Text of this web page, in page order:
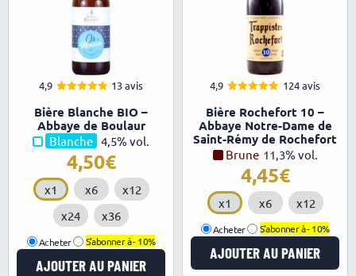
4,9
sur 5
13 avis
Bière Blanche BIO –
Abbaye de Boulaur
Blanche 4,5% vol.
4,50
x1 x6
x12
x24
x36
Acheter S'abonner à -10%
AJOUTER AU PANIER
4,9
sur 5
124 avis
Bière Rochefort 10 –
Abbaye Notre-Dame de
Saint-Rémy de Rochefort
Brune 11,3% vol.
4,45
x1 x6 x12
Acheter S'abonner à -10%
AJOUTER AU PANIER